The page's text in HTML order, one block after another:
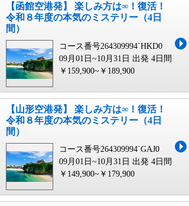
【函館空港発】 楽しみ方は∞！復活！
令和８年度の本気のミステリー（4日
間）
コース番号264309994`HKD0
09月01日~10月31日 出発 4日間
￥159,900~￥189,900
【山形空港発】 楽しみ方は∞！復活！
令和８年度の本気のミステリー（4日
間）
コース番号264309994`GAJ0
09月01日~10月31日 出発 4日間
￥149,900~￥179,900